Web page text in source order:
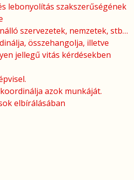
lebonyolítás szakszerűségének
szervezetek, nemzetek, stb…
összehangolja, illetve
jellegű vitás kérdésekben
azok munkáját.
elbírálásában